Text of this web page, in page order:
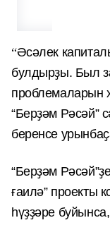
“Әсәлек
булдырҙы. Был
проблемаларын
“Берҙәм Рәсәй”
беренсе
“Берҙәм Р
ғаилә” проекты к
һүҙҙәре буйынса,